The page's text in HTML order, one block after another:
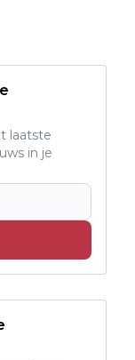
laatste
in je